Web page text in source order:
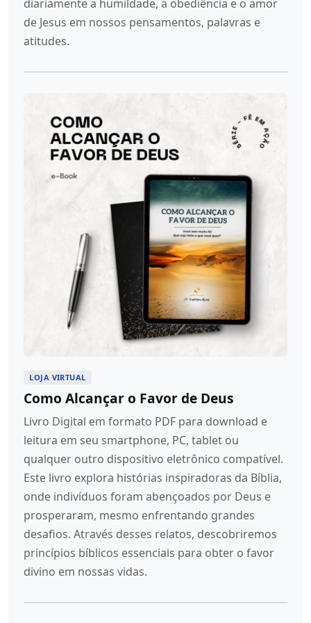
diariamente a humildade, a obediência e o amor
de Jesus em nossos pensamentos, palavras e
atitudes.
LOJA VIRTUAL
Como Alcançar o Favor de Deus
Livro Digital em formato PDF para download e
leitura em seu smartphone, PC, tablet ou
qualquer outro dispositivo eletrônico compatível.
Este livro explora histórias inspiradoras da Bíblia,
onde indivíduos foram abençoados por Deus e
prosperaram, mesmo enfrentando grandes
desafios. Através desses relatos, descobriremos
princípios bíblicos essenciais para obter o favor
divino em nossas vidas.